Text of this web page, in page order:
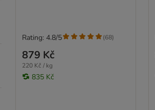
879 Kč
220 Kč / kg
835 Kč
Rating: 4.8/5 (68)